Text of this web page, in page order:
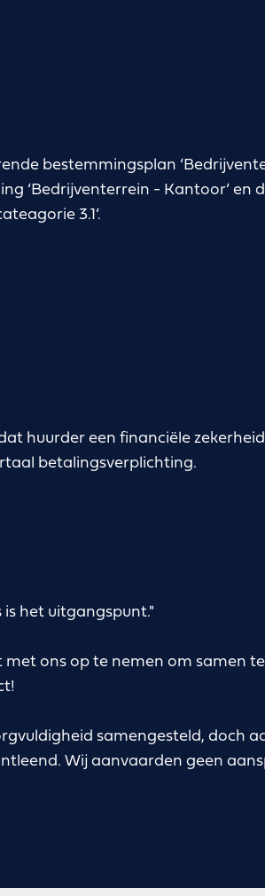
bestemmingsplan
‘Bedrijventerrein - Kantoor’ en
3.1’.
huurder een financiële
betalingsverplichting.
is het uitgangspunt."
ons op te nemen om samen
samengesteld, doch
Wij aanvaarden geen